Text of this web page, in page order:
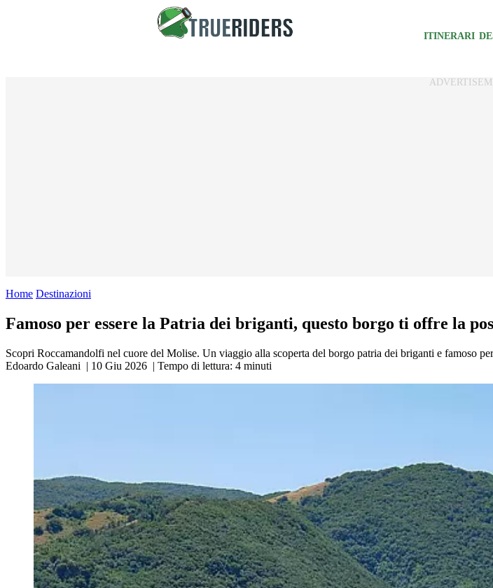
ITINERARI
Home Destinazioni
Famoso per essere la Patria dei briganti, questo borgo ti offre la
Scopri Roccamandolfi nel cuore del Molise. Un viaggio alla scoperta del borgo patria dei briganti e famoso
Edoardo Galeani | 10 Giu 2026 | Tempo di lettura: 4 minuti